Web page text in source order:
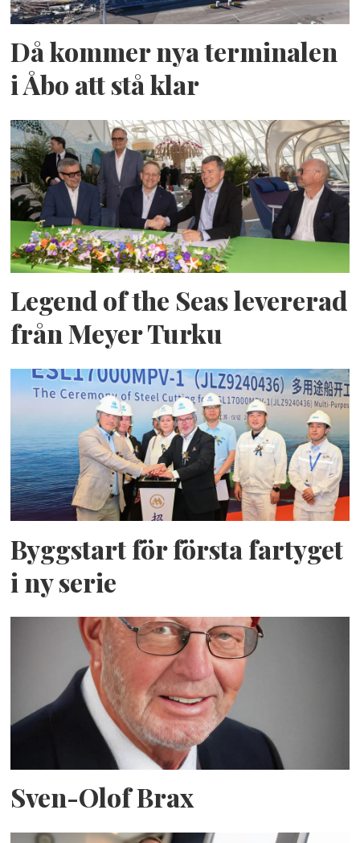
Då kommer nya terminalen
i Åbo att stå klar
Legend of the Seas levererad
från Meyer Turku
Byggstart för första fartyget
i ny serie
Sven-Olof Brax